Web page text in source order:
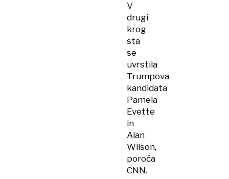
V
drugi
krog
sta
se
uvrstila
Trumpova
kandidata
Pamela
Evette
in
Alan
Wilson,
poroča
CNN.